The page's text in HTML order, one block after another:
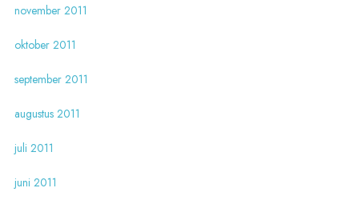
november 2011
oktober 2011
september 2011
augustus 2011
juli 2011
juni 2011